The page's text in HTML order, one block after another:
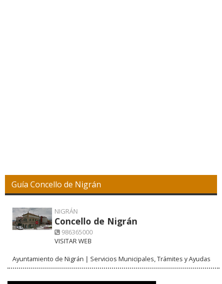
Guía Concello de Nigrán
NIGRÁN
Concello de Nigrán
986365000
VISITAR WEB
Ayuntamiento de Nigrán | Servicios Municipales, Trámites y Ayudas